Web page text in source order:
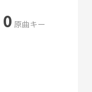
0 原曲キー